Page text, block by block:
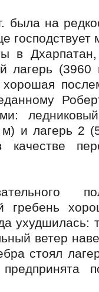
была на
господствует
в
лагерь
и лагерь 2
гребень
ухудшилась:
ветер
стоял